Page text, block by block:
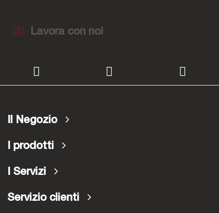
Lavora con noi
Il Negozio
I prodotti
I Servizi
Servizio clienti